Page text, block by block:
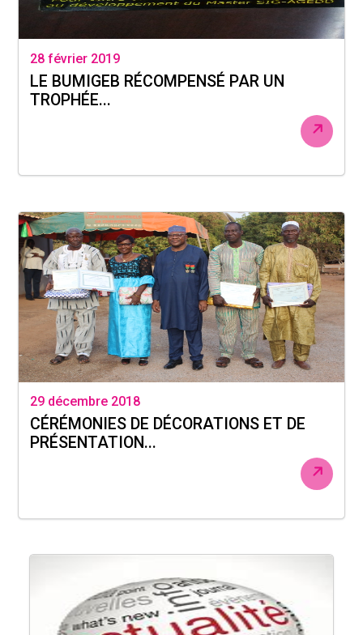
28 février 2019
LE BUMIGEB RÉCOMPENSÉ PAR UN
TROPHÉE...
29 décembre 2018
CÉRÉMONIES DE DÉCORATIONS ET DE
PRÉSENTATION...